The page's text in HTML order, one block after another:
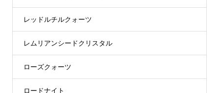
レッドルチルクォーツ
レムリアンシードクリスタル
ローズクォーツ
ロードナイト